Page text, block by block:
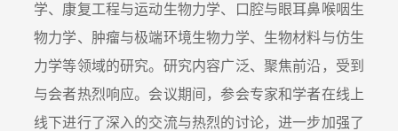
学、康复工程与运动生物力学、口腔与眼耳鼻喉咽生
物力学、肿瘤与极端环境生物力学、生物材料与仿生
力学等领域的研究。研究内容广泛、聚焦前沿，受到
与会者热烈响应。会议期间，参会专家和学者在线上
线下进行了深入的交流与热烈的讨论，进一步加强了